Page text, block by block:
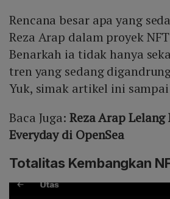
Rencana besar apa yang
Reza Arap dalam proyek
Benarkah ia tidak hanya
tren yang sedang
Yuk, simak artikel ini
Baca Juga: Reza Arap
Everyday di OpenSea
Totalitas Kembangkan